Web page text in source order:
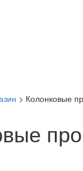
> Колонковые